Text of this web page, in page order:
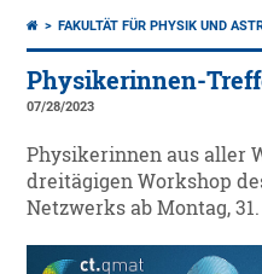
FAKULTÄT FÜR PHYSIK UND
Physikerinnen-
07/28/2023
Physikerinnen aus aller
dreitägigen Workshop
Netzwerks ab Montag,